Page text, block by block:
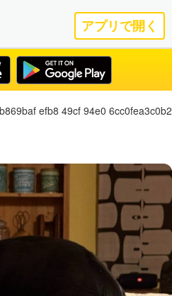
アプリで開く